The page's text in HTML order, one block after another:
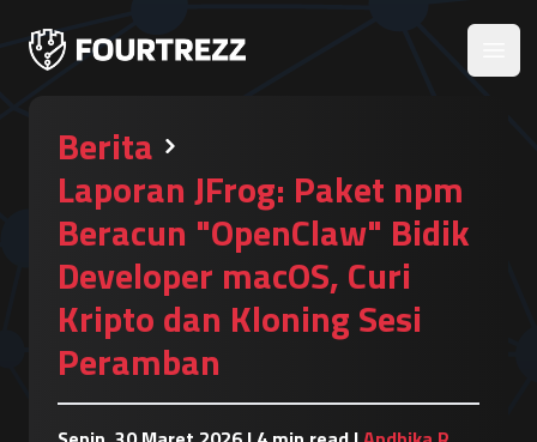
Berita
Laporan JFrog: Paket npm
Beracun "OpenClaw" Bidik
Developer macOS, Curi
Kripto dan Kloning Sesi
Peramban